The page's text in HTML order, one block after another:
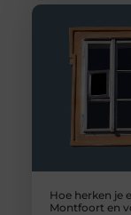
Hoe herken je
Montfoort en